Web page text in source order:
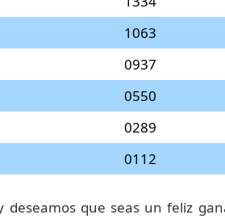
1063
0937
0550
0289
0112
que seas un feliz